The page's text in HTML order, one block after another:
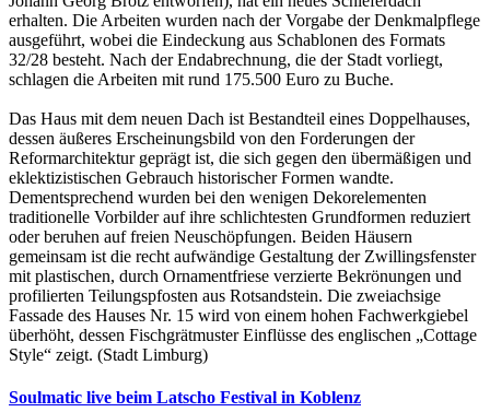
erhalten. Die Arbeiten wurden nach der Vorgabe der Denkmalpflege
ausgeführt, wobei die Eindeckung aus Schablonen des Formats
32/28 besteht. Nach der Endabrechnung, die der Stadt vorliegt,
schlagen die Arbeiten mit rund 175.500 Euro zu Buche.
Das Haus mit dem neuen Dach ist Bestandteil eines Doppelhauses,
dessen äußeres Erscheinungsbild von den Forderungen der
Reformarchitektur geprägt ist, die sich gegen den übermäßigen und
eklektizistischen Gebrauch historischer Formen wandte.
Dementsprechend wurden bei den wenigen Dekorelementen
traditionelle Vorbilder auf ihre schlichtesten Grundformen reduziert
oder beruhen auf freien Neuschöpfungen. Beiden Häusern
gemeinsam ist die recht aufwändige Gestaltung der Zwillingsfenster
mit plastischen, durch Ornamentfriese verzierte Bekrönungen und
profilierten Teilungspfosten aus Rotsandstein. Die zweiachsige
Fassade des Hauses Nr. 15 wird von einem hohen Fachwerkgiebel
überhöht, dessen Fischgrätmuster Einflüsse des englischen „Cottage
Style“ zeigt. (Stadt Limburg)
Soulmatic live beim Latscho Festival in Koblenz